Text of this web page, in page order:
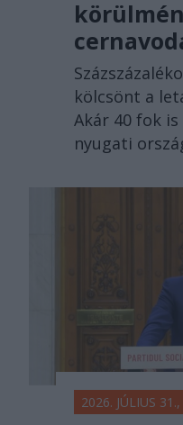
kölcsönt a
Akár 40 fok
nyugati
2026. JÚLIUS